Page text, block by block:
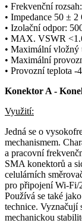
• Frekvenční
• Impedance 50 ± 2
• Izolační odpor:
• MAX. VSWR
• Maximální
• Maximální
• Provozní teplota -
Konektor A -
Využití:
Jedná se o
mechanismem.
a pracovní
SMA konektorů a
celulárních
pro připojeníWi-Fi/
Používá se také
technice. Vyznačují
mechanickou